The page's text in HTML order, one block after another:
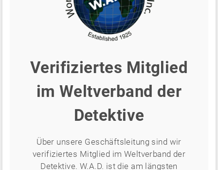
Verifiziertes Mitglied
im Weltverband der
Detektive
Über unsere Geschäftsleitung sind wir
verifiziertes Mitglied im Weltverband der
Detektive. W.A.D. ist die am längsten